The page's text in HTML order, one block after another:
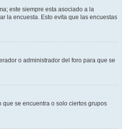
este siempre esta asociado a la
la encuesta. Esto evita que las encuestas
o administrador del foro para que se
se encuentra o solo ciertos grupos